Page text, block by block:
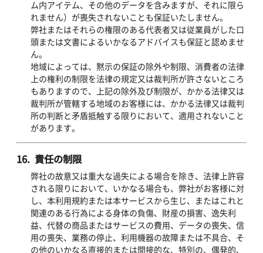
ム内アイテム、その他のデータを含みますが、それに限ら
れません）が喪失されないことも保証いたしません。
弊社またはそれらの権限のある代表者又は従業員がした口
頭または文書によるいかなるアドバイスも保証と認めませ
ん。
地域によっては、黙示の保証の除外や制限、消費者の法律
上の権利の制限を法律の規定又は裁判所が許さないところ
もありますので、上記の除外及び制限が、かかる法律又は
裁判所が管轄する地域のお客様には、かかる法律又は裁判
所の判断と矛盾抵触する限りにおいて、適用されないこと
があります。
16. 責任の制限
弊社の故意又は重大な過失による場合を除き、法律上許容
される限りにおいて、いかなる場合も、弊社がお客様に対
し、本利用規約または本サービスから生じ、またはこれと
関連のある行為による身体の負傷、財産の損害、逸失利
益、代替の商品またはサービスの費用、データの喪失、信
用の喪失、業務の停止、利用機器の故障または不具合、そ
の他のいかなる直接的または間接的な、特別の、偶発的、